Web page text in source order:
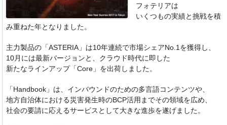
フォテリアは
いくつもの実績と挑戦を積
み重ねた年となりました。
主力製品の「ASTERIA」は10年連続で市場シェアNo. 1を獲得し、
10月には最新バージョンと、クラウド時代に即した
新たなラインアップ「Core」を出荷しました。
「Handbook」は、 インバウンドのための多言語コンテンツや、
地方自治体における災害発生時のBCP活用までその領域を広め、
社会の要請に応えるサービスとして大きな進歩を遂げました。